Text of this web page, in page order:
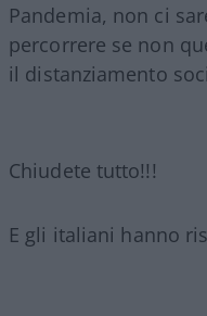
Pandemia, non ci
percorrere se non
il distanziamento
Chiudete tutto!!!
E gli italiani hanno